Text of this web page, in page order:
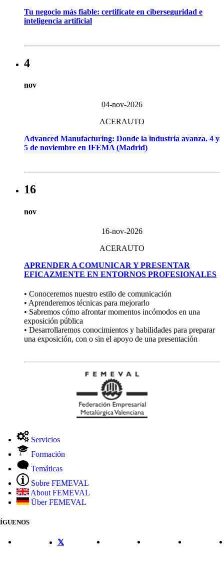
Tu negocio más fiable: certifícate en ciberseguridad e
inteligencia artificial
4
nov
04-nov-2026
ACERAUTO
Advanced Manufacturing: Donde la industria avanza. 4 y
5 de noviembre en IFEMA (Madrid)
16
nov
16-nov-2026
ACERAUTO
APRENDER A COMUNICAR Y PRESENTAR
EFICAZMENTE EN ENTORNOS PROFESIONALES
• Conoceremos nuestro estilo de comunicación
• Aprenderemos técnicas para mejorarlo
• Sabremos cómo afrontar momentos incómodos en una
exposición pública
• Desarrollaremos conocimientos y habilidades para preparar
una exposición, con o sin el apoyo de una presentación
Servicios
Formación
Temáticas
Sobre FEMEVAL
About FEMEVAL
Über FEMEVAL